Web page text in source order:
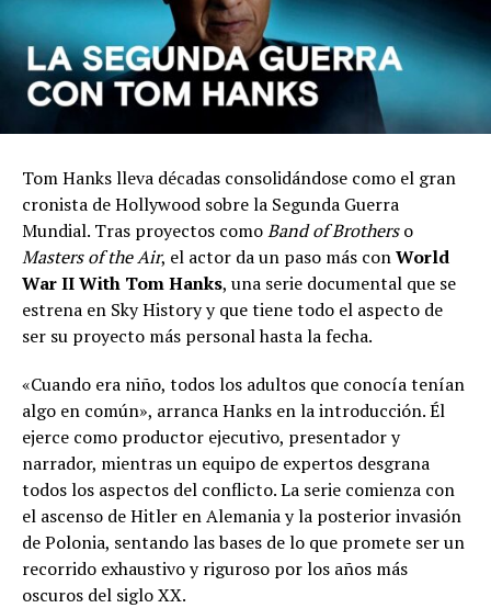
Tom Hanks lleva décadas consolidándose como el gran
cronista de Hollywood sobre la Segunda Guerra
Mundial. Tras proyectos comoBand of Brotherso
Masters of the Air, el actor da un paso más conWorld
War II With Tom Hanks, una serie documental que se
estrena en Sky History y que tiene todo el aspecto de
ser su proyecto más personal hasta la fecha.
«Cuando era niño, todos los adultos que conocía tenían
algo en común», arranca Hanks en la introducción. Él
ejerce como productor ejecutivo, presentador y
narrador, mientras un equipo de expertos desgrana
todos los aspectos del conflicto. La serie comienza con
el ascenso de Hitler en Alemania y la posterior invasión
de Polonia, sentando las bases de lo que promete ser un
recorrido exhaustivo y riguroso por los años más
oscuros del siglo XX.